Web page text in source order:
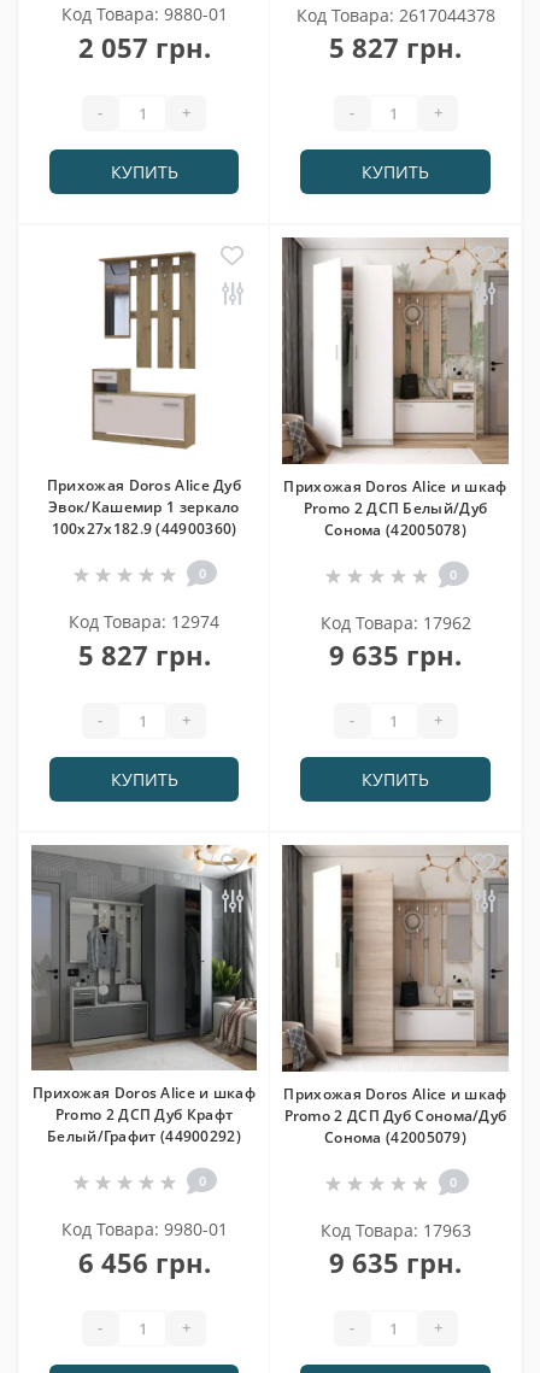
Код Товара: 9880-01
2 057 грн.
- +
КУПИТЬ
Код Товара: 2617044378
5 827 грн.
- +
КУПИТЬ
Прихожая Doros Alice Дуб
Эвок/Кашемир 1 зеркало
100х27х182.9 (44900360)
0
Код Товара: 12974
5 827 грн.
- +
КУПИТЬ
Прихожая Doros Alice и шкаф
Promo 2 ДСП Белый/Дуб
Сонома (42005078)
0
Код Товара: 17962
9 635 грн.
- +
КУПИТЬ
Прихожая Doros Alice и шкаф
Promo 2 ДСП Дуб Крафт
Белый/Графит (44900292)
0
Код Товара: 9980-01
6 456 грн.
- +
Прихожая Doros Alice и шкаф
Promo 2 ДСП Дуб Сонома/Дуб
Сонома (42005079)
0
Код Товара: 17963
9 635 грн.
- +